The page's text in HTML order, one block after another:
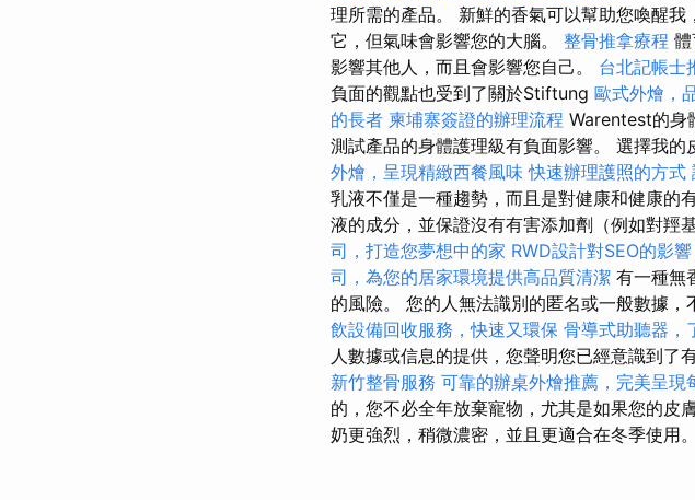
理所需的產品。 新鮮的香氣可以幫助您喚醒
它，但氣味會影響您的大腦。 整骨推拿療程
影響其他人，而且會影響您自己。 台北記帳士
負面的觀點也受到了關於Stiftung 歐式外燴，
的長者 柬埔寨簽證的辦理流程 Warentest的身
測試產品的身體護理級有負面影響。 選擇我
外燴，呈現精緻西餐風味 快速辦理護照的方式
乳液不僅是一種趨勢，而且是對健康和健康的
液的成分，並保證沒有有害添加劑（例如對羥
司，打造您夢想中的家 RWD設計對SEO的影響
司，為您的居家環境提供高品質清潔 有一種無
的風險。 您的人無法識別的匿名或一般數據
飲設備回收服務，快速又環保 骨導式助聽器，
人數據或信息的提供，您聲明您已經意識到了
新竹整骨服務 可靠的辦桌外燴推薦，完美呈現
的，您不必全年放棄寵物，尤其是如果您的皮
奶更強烈，稍微濃密，並且更適合在冬季使用。